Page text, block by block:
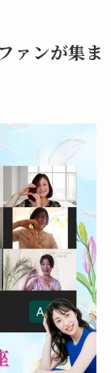
ァンが集ま